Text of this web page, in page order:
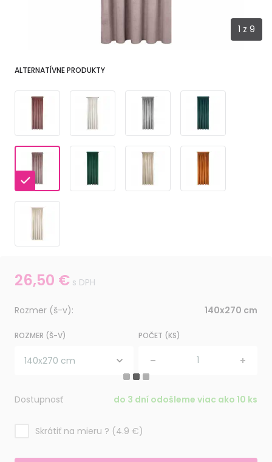
1 z 9
ALTERNATÍVNE PRODUKTY
26,50 € s DPH
Rozmer (š-v): 140x270 cm
ROZMER (Š-V) POČET (KS)
Dostupnosť do 3 dní odošleme viac ako 10 ks
Skrátiť na mieru ? (4.9 €)